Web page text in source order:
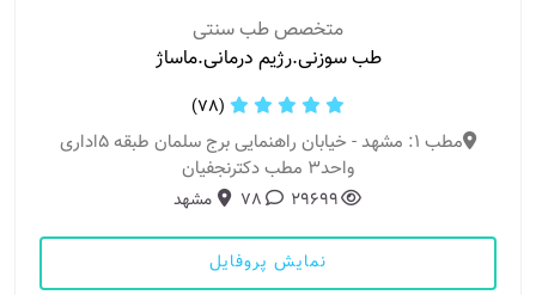
متخصص طب سنتی
طب سوزنی.رژیم درمانی.ماساژ
(78)
مطب 1: مشهد - خیابان راهنمایی برج سلمان طبقه ۵اداری
واحد۳ مطب دکترنجفیان
29699
78 مشهد
نمایش پروفایل